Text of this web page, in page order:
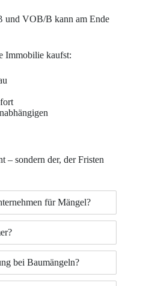
und VOB/B kann am Ende
Immobilie kaufst:
– sondern der, der Fristen
für Mängel?
bei Baumängeln?